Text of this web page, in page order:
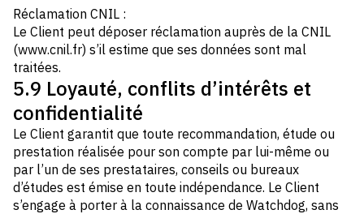
Réclamation CNIL :
Le Client peut déposer réclamation auprès de la CNIL
(www.cnil.fr) s’il estime que ses données sont mal
traitées.
5.9 Loyauté, conflits d’intérêts et
confidentialité
Le Client garantit que toute recommandation, étude ou
prestation réalisée pour son compte par lui-même ou
par l’un de ses prestataires, conseils ou bureaux
d’études est émise en toute indépendance. Le Client
s’engage à porter à la connaissance de Watchdog, sans